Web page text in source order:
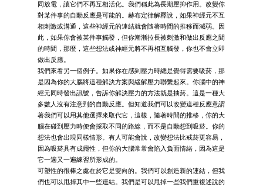
同放電，讓它們不再互相活化。我們稱此為長期壓抑作用。改變你
對某件事的自動反應是可能的。赫布定律解釋說，如果神經元不互
相刺激或溝通，這些神經元的連結就會隨著時間的推移而減弱。因
此，如果你會被某件事觸發，但你漸漸拉長被刺激和做出反應之間
的時間，那麼，這些想法或神經元將不再相互觸發，你也不會立即
做出反應。
我們來看另一個例子。如果你在感到壓力時總是覺得需要吸菸，那
是因為你的大腦將這種解決方案與緩解壓力聯繫起來。你腦中的神
經元同時發出訊號，告訴你解決壓力的方法就是抽菸。這是一種大
多數人沒有注意到的自動反應。但知道我們可以改變這種反應意謂
著我們可以用其他選擇來取代它，這樣，隨著時間的推移，你的大
腦在碰到壓力時便會採取不同的路線，而不是自動想到吸菸。你的
想法也會出現同樣情形。有人可能會說，改變想法比戒菸更容易，
因為吸菸具有成癮性，但你的大腦常常會陷入負面情緒，因為這是
它一遍又一遍練習所形成的。
可塑性的很棒之處在於它是雙向的。我們可以創造新的連結，但我
們也可以甩掉其中一些連結。我們是可以甩掉一些我們重複述說的